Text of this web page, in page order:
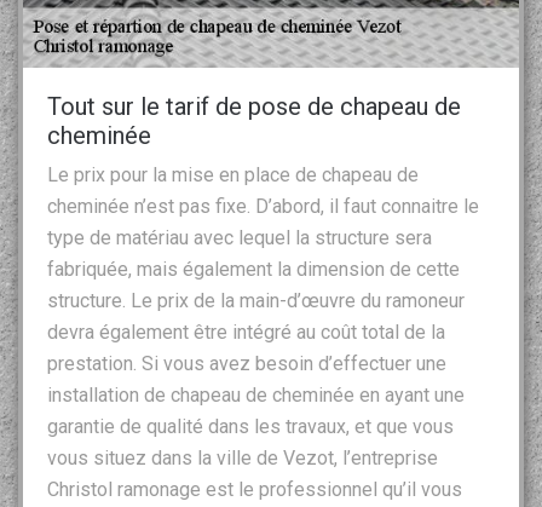
Tout sur le tarif de pose de chapeau de
cheminée
Le prix pour la mise en place de chapeau de
cheminée n’est pas fixe. D’abord, il faut connaitre le
type de matériau avec lequel la structure sera
fabriquée, mais également la dimension de cette
structure. Le prix de la main-d’œuvre du ramoneur
devra également être intégré au coût total de la
prestation. Si vous avez besoin d’effectuer une
installation de chapeau de cheminée en ayant une
garantie de qualité dans les travaux, et que vous
vous situez dans la ville de Vezot, l’entreprise
Christol ramonage est le professionnel qu’il vous